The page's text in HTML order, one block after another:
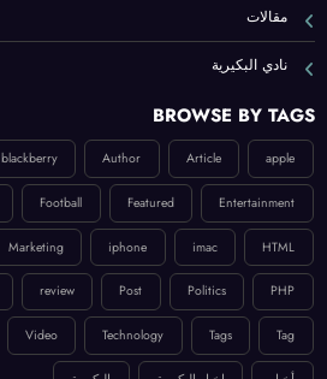
مقالات
نادي البكيرية
BROWSE BY TAGS
apple
Article
Author
blackberry
Entertainment
Featured
Football
HTML
imac
iphone
Marketing
PHP
Politics
Post
review
Tag
Tags
Technology
Video